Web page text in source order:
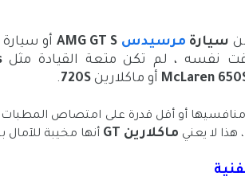
سيارة مرسيدس أو سيارة
نفسه ، لم تكن متعة القيادة مثل
McLaren أو ماكلارين 720S
.
منافسيها أو أقل قدرة على امتصاص
هذا لا يعني ماكلارين GT أنها مخيبة